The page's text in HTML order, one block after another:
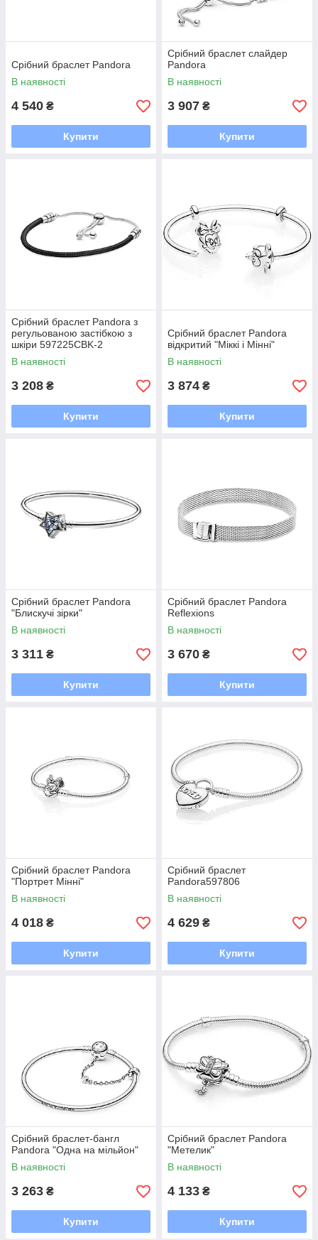
Срібний браслет Pandora
В наявності
4 540 ₴
Купити
Срібний браслет слайдер
Pandora
В наявності
3 907 ₴
Купити
Срібний браслет Pandora з
регульованою застібкою з
шкіри 597225CBK-2
В наявності
3 208 ₴
Купити
Срібний браслет Pandora
відкритий "Міккі і Мінні"
В наявності
3 874 ₴
Купити
Срібний браслет Pandora
"Блискучі зірки"
В наявності
3 311 ₴
Купити
Срібний браслет Pandora
Reflexions
В наявності
3 670 ₴
Купити
Срібний браслет Pandora
"Портрет Мінні"
В наявності
4 018 ₴
Купити
Срібний браслет
Pandora597806
В наявності
4 629 ₴
Купити
Срібний браслет-бангл
Pandora "Одна на мільйон"
В наявності
3 263 ₴
Купити
Срібний браслет Pandora
"Метелик"
В наявності
4 133 ₴
Купити